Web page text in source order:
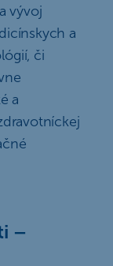
vývoj
a
či
a
–